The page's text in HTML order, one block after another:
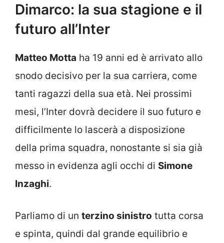
Dimarco: la sua stagione e il
futuro all’Inter
Matteo Motta ha 19 anni ed è arrivato allo
snodo decisivo per la sua carriera, come
tanti ragazzi della sua età. Nei prossimi
mesi, l’Inter dovrà decidere il suo futuro e
difficilmente lo lascerà a disposizione
della prima squadra, nonostante si sia già
messo in evidenza agli occhi di Simone
Inzaghi.
Parliamo di un terzino sinistro tutta corsa
e spinta, quindi dal grande equilibrio e